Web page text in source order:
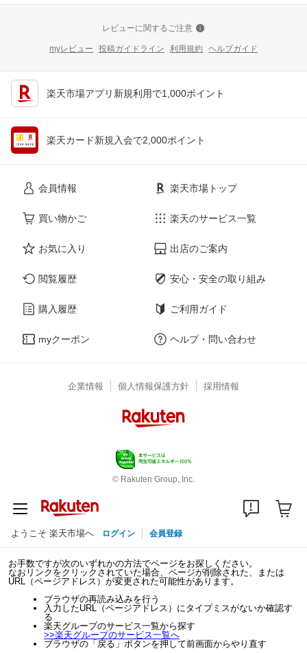
レビューに関するご注意
myレビュー 投稿ガイドライン 利用規約 ヘルプガイド
楽天市場アプリ新規利用で1,000ポイント
楽天カード新規入会で2,000ポイント
会員情報
買い物かご
お気に入り
閲覧履歴
購入履歴
myクーポン
楽天市場トップ
楽天のサービス一覧
出店のご案内
安心・安全の取り組み
ご利用ガイド
ヘルプ・問い合わせ
企業情報 個人情報保護方針 採用情報
© Rakuten Group, Inc.
ようこそ 楽天市場へ ログイン 会員登録
お手数ですが次のいずれかの方法でページをお探しください。
なおリンクをクリックされていた場合、ページが削除された、または
URL（ページアドレス）が変更された可能性があります。
ブラウザの再読み込みを行う
入力したURL（ページアドレス）にタイプミスがないか確認す
る
楽天グループのサービス一覧から探す
>>楽天グループのサービス一覧へ
ブラウザの「戻る」ボタンを押して前画面からやり直す